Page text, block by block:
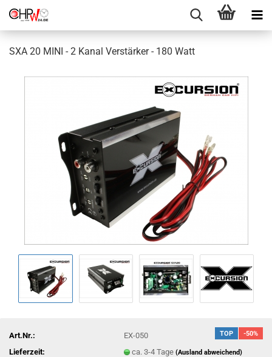
SXA 20 MINI - 2 Kanal Verstärker - 180 Watt
TOP -50%
Art.Nr.:
EX-050
Lieferzeit:
ca. 3-4 Tage(Ausland abweichend)